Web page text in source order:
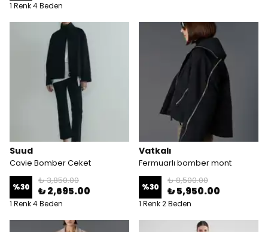
1 Renk 4 Beden
Suud
Cavie Bomber Ceket
%30
₺ 3,850.00
₺ 2,695.00
1 Renk 4 Beden
Vatkalı
Fermuarlı bomber mont
%30
₺ 8,500.00
₺ 5,950.00
1 Renk 2 Beden